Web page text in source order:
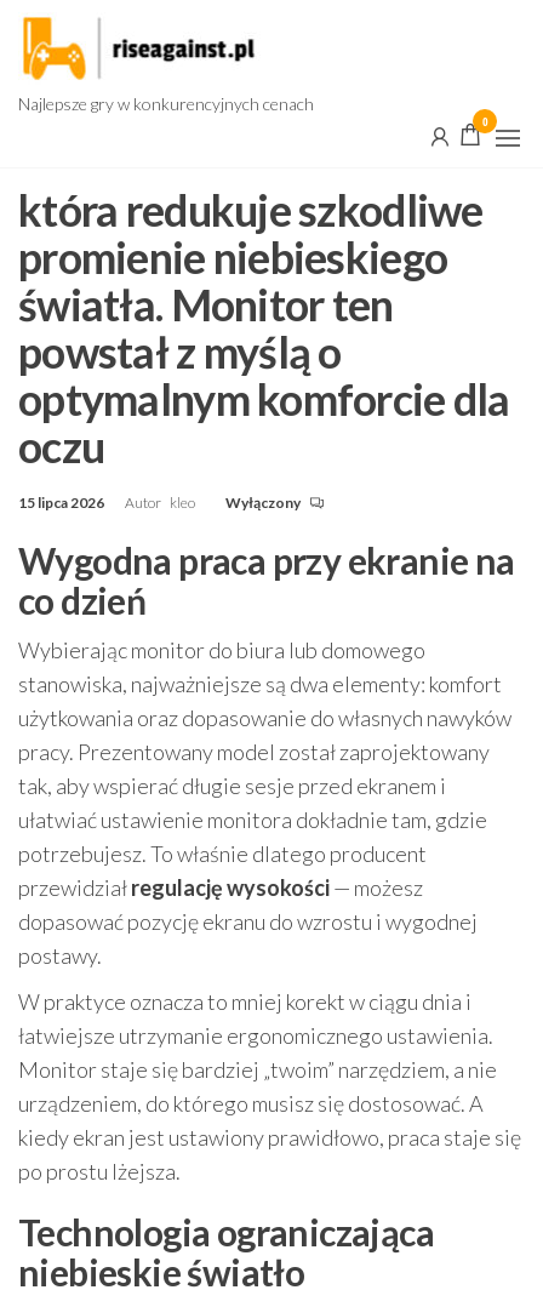
Przejdź
treści
Najlepsze gry w konkurencyjnych cenach
0
która redukuje szkodliwe
promienie niebieskiego
światła. Monitor ten
powstał z myślą o
optymalnym komforcie dla
oczu
15 lipca 2026 Autor kleo Wyłączony
Wygodna praca przy ekranie na
co dzień
Wybierając monitor do biura lub domowego
stanowiska, najważniejsze są dwa elementy: komfort
użytkowania oraz dopasowanie do własnych nawyków
pracy. Prezentowany model został zaprojektowany
tak, aby wspierać długie sesje przed ekranem i
ułatwiać ustawienie monitora dokładnie tam, gdzie
potrzebujesz. To właśnie dlatego producent
przewidziałregulację wysokości— możesz
dopasować pozycję ekranu do wzrostu i wygodnej
postawy.
W praktyce oznacza to mniej korekt w ciągu dnia i
łatwiejsze utrzymanie ergonomicznego ustawienia.
Monitor staje się bardziej „twoim” narzędziem, a nie
urządzeniem, do którego musisz się dostosować. A
kiedy ekran jest ustawiony prawidłowo, praca staje się
po prostu lżejsza.
Technologia ograniczająca
niebieskie światło